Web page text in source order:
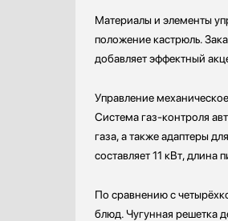
Утюги
Фены
Холодильники
Хьюмидоры
Чайники
Материалы и элементы
положение кастрюль.
добавляет эффектный
Управление
Система газ-контроля
газа, а также адаптеры
составляет 11 кВт,
По сравнению с
блюд. Чугунная решетка